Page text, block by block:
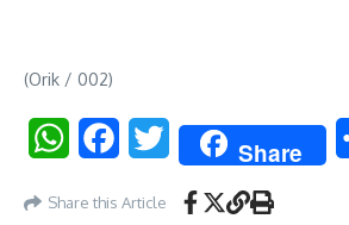
(Orik / 002)
WhatsAppFacebookTwitter Share
Share this Article